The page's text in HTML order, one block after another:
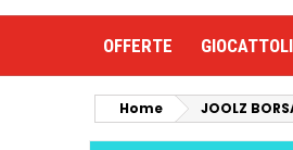
OFFERTE GIOCATTOLI
Home JOOLZ